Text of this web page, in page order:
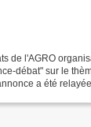
de l'AGRO
débat" sur le
a été